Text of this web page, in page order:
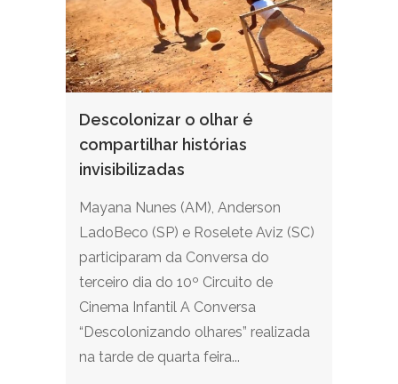
Descolonizar o olhar é
compartilhar histórias
invisibilizadas
Mayana Nunes (AM), Anderson
LadoBeco (SP) e Roselete Aviz (SC)
participaram da Conversa do
terceiro dia do 10º Circuito de
Cinema Infantil A Conversa
“Descolonizando olhares” realizada
na tarde de quarta feira...